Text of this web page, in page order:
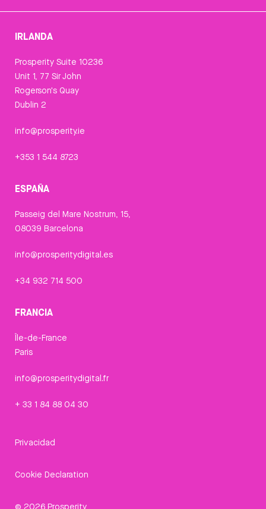
IRLANDA
Prosperity Suite 10236
Unit 1, 77 Sir John
Rogerson's Quay
Dublin 2
info@prosperity.ie
+353 1 544 8723
ESPAÑA
Passeig del Mare Nostrum, 15,
08039 Barcelona
info@prosperitydigital.es
+34 932 714 500
FRANCIA
Île-de-France
Paris
info@prosperitydigital.fr
+ 33 1 84 88 04 30
Privacidad
Cookie Declaration